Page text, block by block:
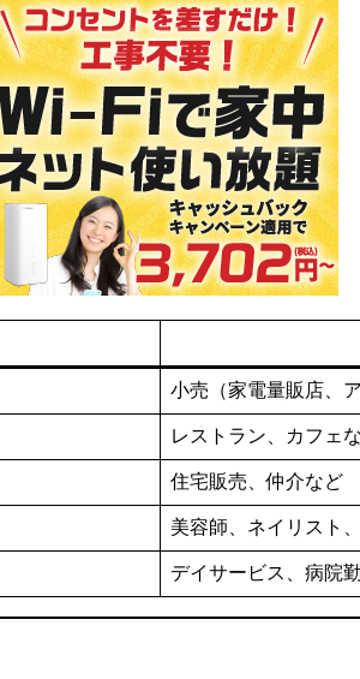
小売（家電量販店、
レストラン、カフェ
住宅販売、仲介など
美容師、ネイリスト
デイサービス、病院